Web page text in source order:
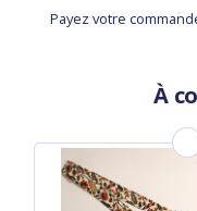
Payez votre
À